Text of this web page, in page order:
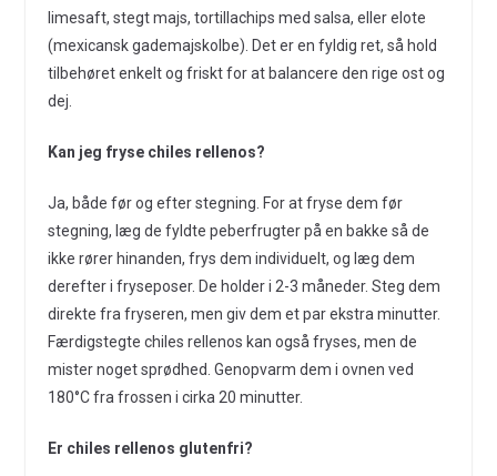
limesaft, stegt majs, tortillachips med salsa, eller elote
(mexicansk gademajskolbe). Det er en fyldig ret, så hold
tilbehøret enkelt og friskt for at balancere den rige ost og
dej.
Kan jeg fryse chiles rellenos?
Ja, både før og efter stegning. For at fryse dem før
stegning, læg de fyldte peberfrugter på en bakke så de
ikke rører hinanden, frys dem individuelt, og læg dem
derefter i fryseposer. De holder i 2-3 måneder. Steg dem
direkte fra fryseren, men giv dem et par ekstra minutter.
Færdigstegte chiles rellenos kan også fryses, men de
mister noget sprødhed. Genopvarm dem i ovnen ved
180°C fra frossen i cirka 20 minutter.
Er chiles rellenos glutenfri?